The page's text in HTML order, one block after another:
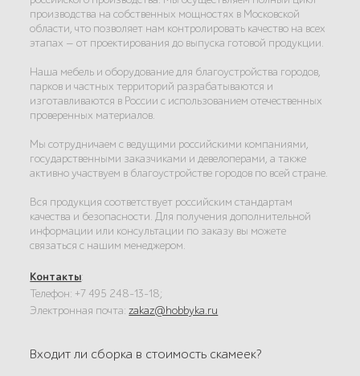
производства на собственных мощностях в Московской
области, что позволяет нам контролировать качество на всех
этапах — от проектирования до выпуска готовой продукции.
Наша мебель и оборудование для благоустройства городов,
парков и частных территорий разрабатываются и
изготавливаются в России с использованием отечественных
проверенных материалов.
Мы сотрудничаем с ведущими российскими компаниями,
государственными заказчиками и девелоперами, а также
активно участвуем в благоустройстве городов по всей стране.
Вся продукция соответствует российским стандартам
качества и безопасности. Для получения дополнительной
информации или консультации по заказу вы можете
связаться с нашим менеджером.
Контакты:
Телефон: +7 495 248-13-18;
Электронная почта:zakaz@hobbyka.ru
Входит ли сборка в стоимость скамеек?